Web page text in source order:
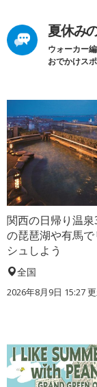
夏休み
ウォーカー
おでかけス
関西の日帰り温
の琵琶湖や有馬で
シュしよう
全国
2026年8月9日 15:27